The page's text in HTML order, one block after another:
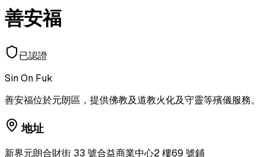
善安福
已認證
Sin On Fuk
善安福位於元朗區，提供佛教及道教火化及守靈等殯儀服務。
地址
新界元朗合財街 33 號合益商業中心2 樓69 號鋪